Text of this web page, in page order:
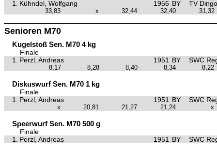
1.
Kühndel, Wolfgang 1956 BY TV
33,83 x 32,44 32,40 31,32
Senioren M70
Kugelstoß Sen. M70 4 kg
Finale
1.
Perzl, Andreas 1951 BY SWC
8,17 8,28 8,40 8,34 8,22
Diskuswurf Sen. M70 1 kg
Finale
1.
Perzl, Andreas 1951 BY SWC
x 20,81 21,27 21,24 x
Speerwurf Sen. M70 500 g
Finale
1.
Perzl, Andreas 1951 BY SWC